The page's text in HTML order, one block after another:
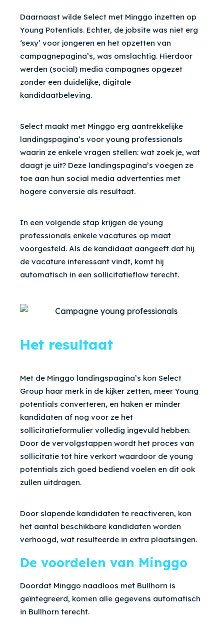
Daarnaast wilde Select met Minggo inzetten op
Young Potentials. Echter, de jobsite was niet erg
‘sexy’ voor jongeren en het opzetten van
campagnepagina’s, was omslachtig. Hierdoor
werden (social) media campagnes opgezet
zonder een duidelijke, digitale
kandidaatbeleving.
Select maakt met Minggo erg aantrekkelijke
landingspagina’s voor young professionals
waarin ze enkele vragen stellen: wat zoek je, wat
daagt je uit? Deze landingspagina’s voegen ze
toe aan hun social media advertenties met
hogere conversie als resultaat.
In een volgende stap krijgen de young
professionals enkele vacatures op maat
voorgesteld. Als de kandidaat aangeeft dat hij
de vacature interessant vindt, komt hij
automatisch in een sollicitatieflow terecht.
Het resultaat
Met de Minggo landingspagina’s kon Select
Group haar merk in de kijker zetten, meer Young
potentials converteren, en haken er minder
kandidaten af nog voor ze het
sollicitatieformulier volledig ingevuld hebben.
Door de vervolgstappen wordt het proces van
sollicitatie tot hire verkort waardoor de young
potentials zich goed bediend voelen en dit ook
zullen uitdragen.
Door slapende kandidaten te reactiveren, kon
het aantal beschikbare kandidaten worden
verhoogd, wat resulteerde in extra plaatsingen.
De voordelen van Minggo
Doordat Minggo naadloos met Bullhorn is
geïntegreerd, komen alle gegevens automatisch
in Bullhorn terecht.